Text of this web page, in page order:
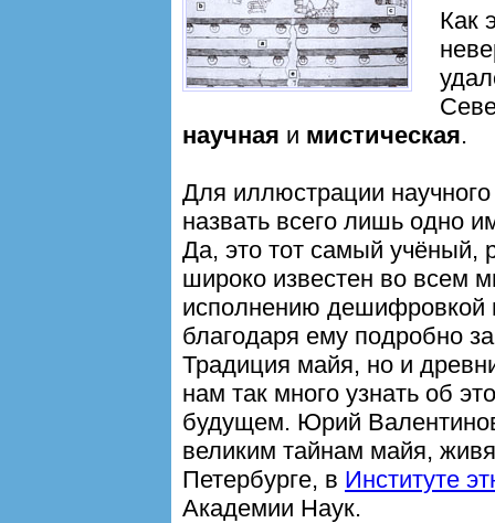
Как
научная и мистическая.
Для иллюстрации научного
назвать всего лишь одно
Да, это тот самый учёный,
широко известен во всем
исполнению дешифровкой
благодаря ему подробно
Традиция майя, но и
нам так много узнать об
будущем. Юрий
великим тайнам майя,
Петербурге, в Институте
Академии Наук.